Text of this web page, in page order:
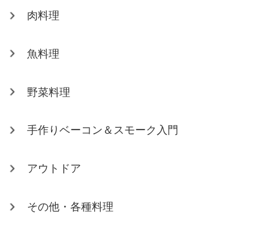
肉料理
魚料理
野菜料理
手作りベーコン＆スモーク入門
アウトドア
その他・各種料理